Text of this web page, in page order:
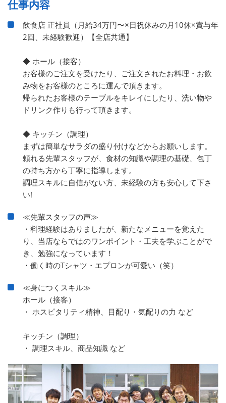
仕事内容
飲食店 正社員（月給34万円〜×日祝休みの月10休×賞与年
2回、未経験歓迎）【全店共通】
◆ ホール（接客）
お客様のご注文を受けたり、ご注文されたお料理・お飲
み物をお客様のところに運んで頂きます。
帰られたお客様のテーブルをキレイにしたり、洗い物や
ドリンク作りも行って頂きます。
◆ キッチン（調理）
まずは簡単なサラダの盛り付けなどからお願いします。
頼れる先輩スタッフが、食材の知識や調理の基礎、包丁
の持ち方から丁寧に指導します。
調理スキルに自信がない方、未経験の方も安心して下さ
い!
≪先輩スタッフの声≫
・料理経験はありましたが、新たなメニューを覚えた
り、当店ならではのワンポイント・工夫を学ぶことがで
き、勉強になっています！
・働く時のTシャツ・エプロンが可愛い（笑）
≪身につくスキル≫
ホール（接客）
・ ホスピタリティ精神、目配り・気配りの力 など
キッチン（調理）
・ 調理スキル、商品知識 など